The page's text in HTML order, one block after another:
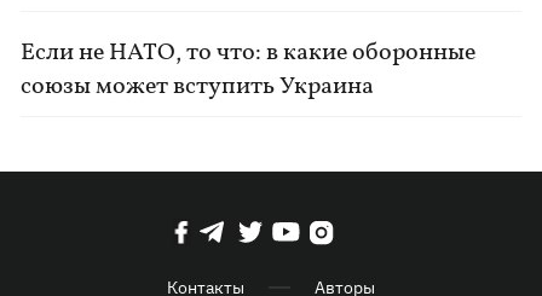
Если не НАТО, то что: в какие оборонные
союзы может вступить Украина
Контакты Авторы